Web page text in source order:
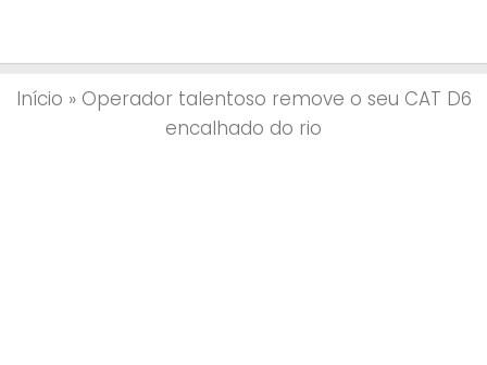
Início » Operador talentoso remove o seu CAT D6
encalhado do rio